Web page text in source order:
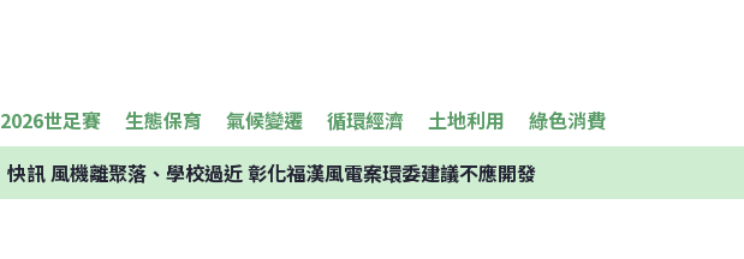
2026世足賽 生態保育 氣候變遷 循環經濟 土地利用 綠色消費
快訊風機離聚落、學校過近 彰化福漢風電案環委建議不應開發